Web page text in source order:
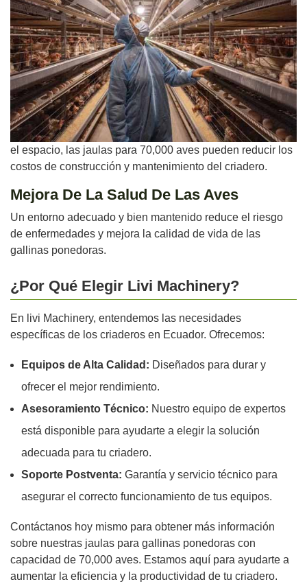
el espacio, las jaulas para 70,000 aves pueden reducir los
costos de construcción y mantenimiento del criadero.
Mejora De La Salud De Las Aves
Un entorno adecuado y bien mantenido reduce el riesgo
de enfermedades y mejora la calidad de vida de las
gallinas ponedoras.
¿Por Qué Elegir Livi Machinery?
En livi Machinery, entendemos las necesidades
específicas de los criaderos en Ecuador. Ofrecemos:
Equipos de Alta Calidad: Diseñados para durar y
ofrecer el mejor rendimiento.
Asesoramiento Técnico: Nuestro equipo de expertos
está disponible para ayudarte a elegir la solución
adecuada para tu criadero.
Soporte Postventa: Garantía y servicio técnico para
asegurar el correcto funcionamiento de tus equipos.
Contáctanos hoy mismo para obtener más información
sobre nuestras jaulas para gallinas ponedoras con
capacidad de 70,000 aves. Estamos aquí para ayudarte a
aumentar la eficiencia y la productividad de tu criadero.